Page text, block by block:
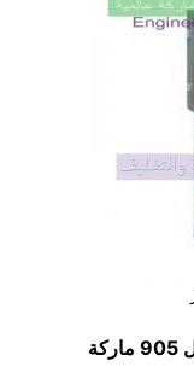
موديل 905 ماركة